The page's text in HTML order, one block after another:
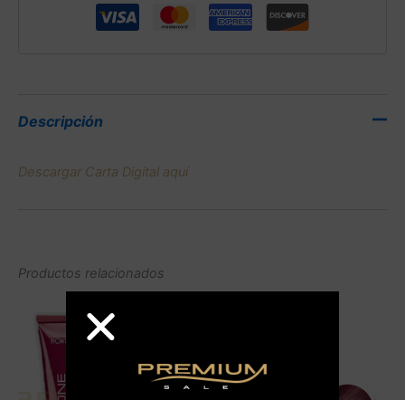
Descripción
Descargar Carta Digital aquí
Productos relacionados